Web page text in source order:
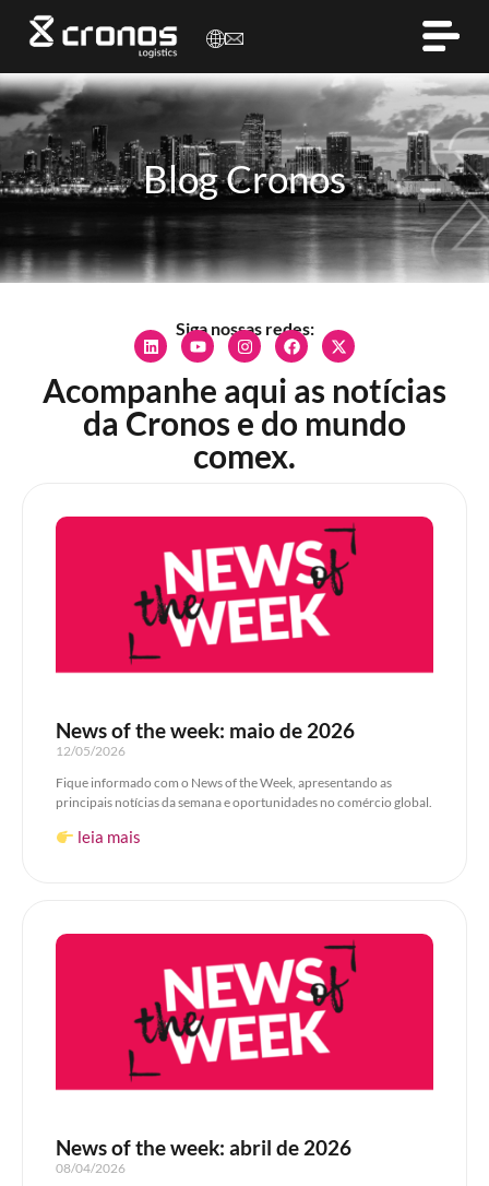
Blog Cronos
Siga nossas redes:
Acompanhe aqui as notícias
da Cronos e do mundo
comex.
News of the week: maio de 2026
12/05/2026
Fique informado com o News of the Week, apresentando as
principais notícias da semana e oportunidades no comércio global.
leia mais
News of the week: abril de 2026
08/04/2026